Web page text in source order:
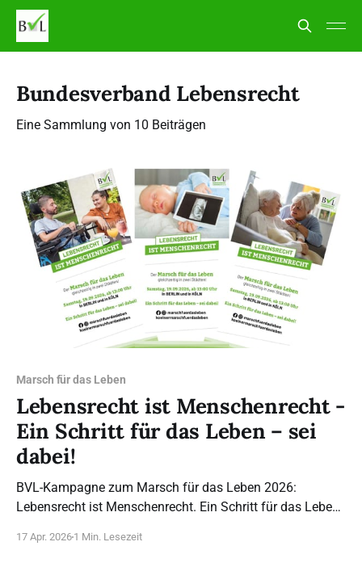
Bundesverband Lebensrecht
Eine Sammlung von 10 Beiträgen
Marsch für das Leben
Lebensrecht ist Menschenrecht -
Ein Schritt für das Leben – sei
dabei!
BVL-Kampagne zum Marsch für das Leben 2026:
Lebensrecht ist Menschenrecht. Ein Schritt für das Leben
17 Apr. 2026 1 Min. Lesezeit